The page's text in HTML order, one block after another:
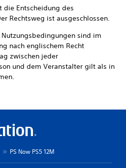
Entscheidung des
Rechtsweg ist ausgeschlossen.
sind im
nach englischem Recht
zwischen jeder
und dem Veranstalter gilt als in
PS Now PS5 12M